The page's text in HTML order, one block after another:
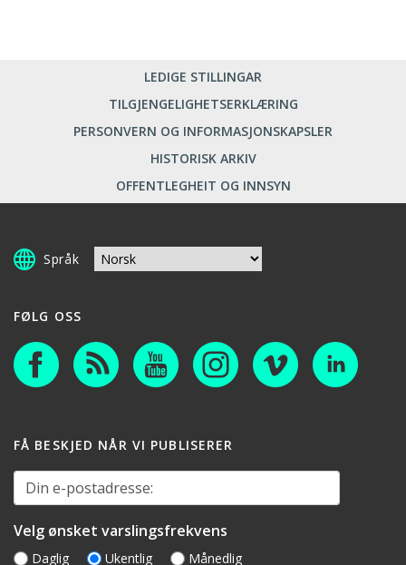
LEDIGE STILLINGAR
TILGJENGELIGHETSERKLÆRING
PERSONVERN OG INFORMASJONSKAPSLER
HISTORISK ARKIV
OFFENTLEGHEIT OG INNSYN
Språk
FØLG OSS
FÅ BESKJED NÅR VI PUBLISERER
Din e-postadresse:
Velg ønsket varslingsfrekvens
Daglig Ukentlig Månedlig